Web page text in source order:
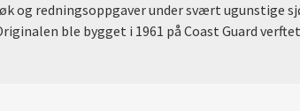
og redningsoppgaver under svært ugunstige
ble bygget i 1961 på Coast Guard verftet